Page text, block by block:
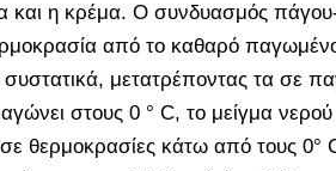
και η κρέμα. Ο συνδυασμός πάγου-
από το καθαρό
μετατρέποντας τα σε
στους 0 ° C, το μείγμα νερού
θερμοκρασίες κάτω από τους 0°